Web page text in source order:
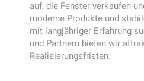
auf, die Fenster verkaufen
moderne Produkte und
mit langjähriger Erfahrung
und Partnern bieten wir
Realisierungsfristen.